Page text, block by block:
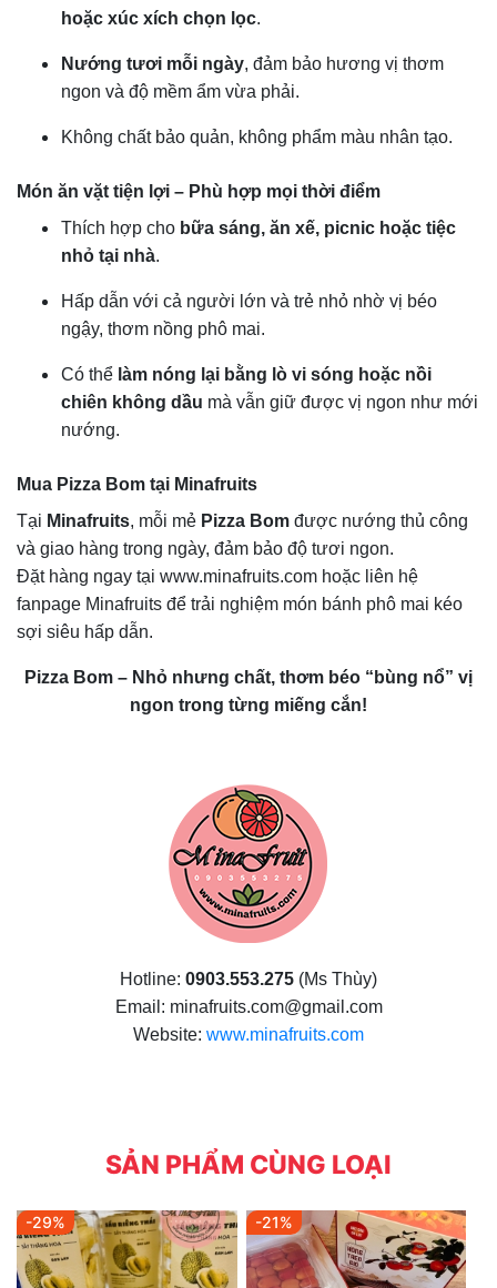
hoặc xúc xích chọn lọc.
Nướng tươi mỗi ngày, đảm bảo hương vị thơm
ngon và độ mềm ẩm vừa phải.
Không chất bảo quản, không phẩm màu nhân tạo.
Món ăn vặt tiện lợi – Phù hợp mọi thời điểm
Thích hợp cho bữa sáng, ăn xế, picnic hoặc tiệc
nhỏ tại nhà.
Hấp dẫn với cả người lớn và trẻ nhỏ nhờ vị béo
ngậy, thơm nồng phô mai.
Có thể làm nóng lại bằng lò vi sóng hoặc nồi
chiên không dầu mà vẫn giữ được vị ngon như mới
nướng.
Mua Pizza Bom tại Minafruits
Tại Minafruits, mỗi mẻ Pizza Bom được nướng thủ công
và giao hàng trong ngày, đảm bảo độ tươi ngon.
Đặt hàng ngay tại www.minafruits.com hoặc liên hệ
fanpage Minafruits để trải nghiệm món bánh phô mai kéo
sợi siêu hấp dẫn.
Pizza Bom – Nhỏ nhưng chất, thơm béo “bùng nổ” vị
ngon trong từng miếng cắn!
Hotline: 0903.553.275 (Ms Thùy)
Email: minafruits.com@gmail.com
Website: www.minafruits.com
SẢN PHẨM CÙNG LOẠI
-29% -21%